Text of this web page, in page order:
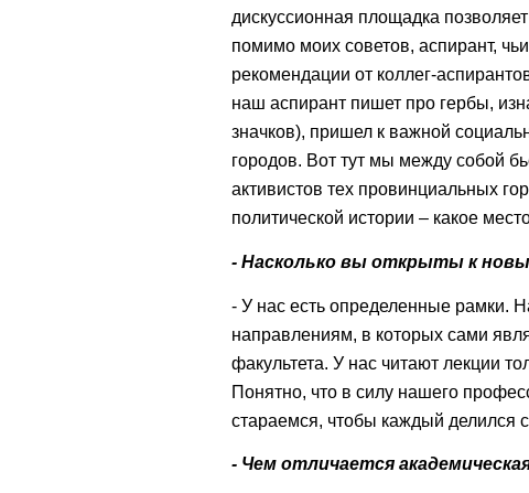
дискуссионная площадка
помимо моих советов, аспирант,
рекомендации от коллег-
наш аспирант пишет про гербы,
значков), пришел к важной
городов. Вот тут мы между собой
активистов тех провинциальных
политической истории – какое
- Насколько вы открыты к
- У нас есть определенные рамки.
направлениям, в которых сами
факультета. У нас читают лекции
Понятно, что в силу нашего
стараемся, чтобы каждый делился
- Чем отличается